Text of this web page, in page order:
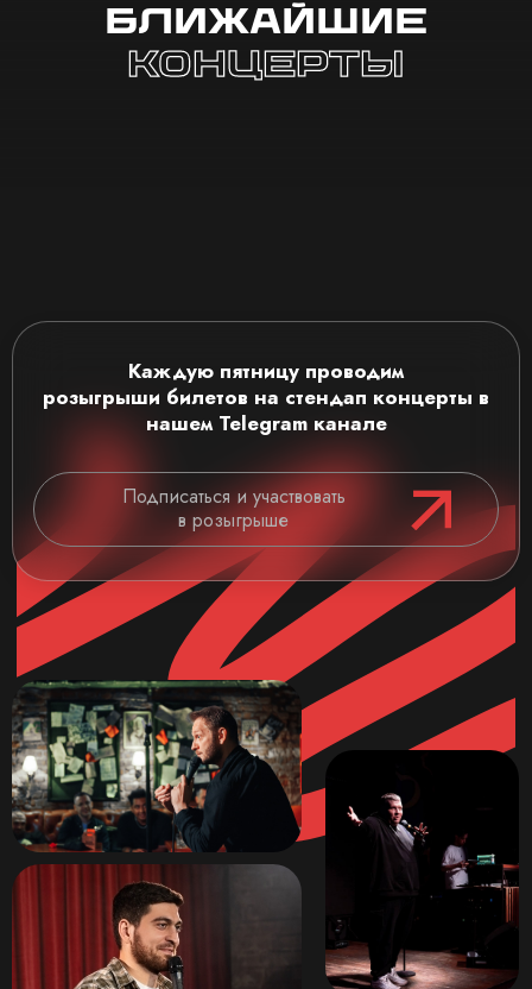
Ближайшие
концерты
Каждую пятницу проводим
розыгрыши билетов на стендап концерты в
нашем Telegram канале
Подписаться и участвовать
в розыгрыше